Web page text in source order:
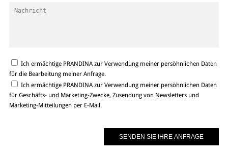
Ich ermächtige PRANDINA zur Verwendung meiner persöhnlichen Daten
für die Bearbeitung meiner Anfrage.
Ich ermächtige PRANDINA zur Verwendung meiner persöhnlichen Daten
für Geschäfts- und Marketing-Zwecke, Zusendung von Newsletters und
Marketing-Mitteilungen per E-Mail.